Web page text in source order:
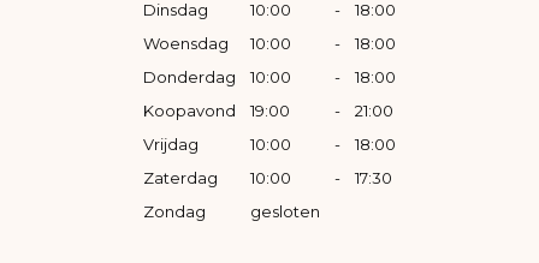
Dinsdag
10:00 -
18:00
Woensdag
10:00 -
18:00
Donderdag
10:00 -
18:00
Koopavond
19:00 -
21:00
Vrijdag
10:00 -
18:00
Zaterdag
10:00 -
17:30
Zondag
gesloten